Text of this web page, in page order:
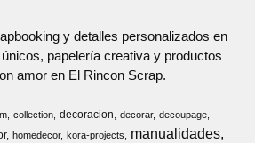
y detalles personalizados en
papelería creativa y productos
amor en El Rincon Scrap.
collection decoracion decorar
decoupage
homedecor kora-projects manualidades